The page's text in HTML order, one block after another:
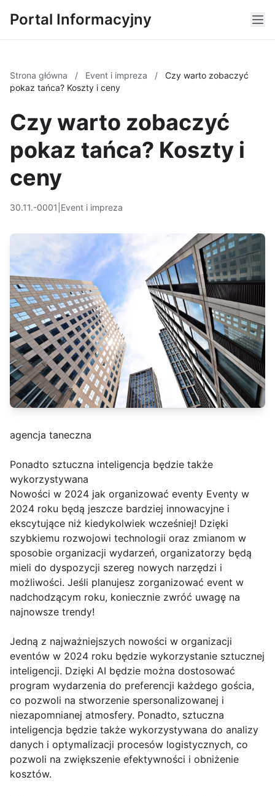
Portal Informacyjny
Strona główna / Event i impreza /
Czy warto zobaczyć
pokaz tańca? Koszty i ceny
Czy warto zobaczyć
pokaz tańca? Koszty i
ceny
30.11.-0001 Event i impreza
agencja taneczna
Ponadto sztuczna inteligencja będzie także
wykorzystywana
Nowości w 2024 jak organizować eventy Eventy w
2024 roku będą jeszcze bardziej innowacyjne i
ekscytujące niż kiedykolwiek wcześniej! Dzięki
szybkiemu rozwojowi technologii oraz zmianom w
sposobie organizacji wydarzeń, organizatorzy będą
mieli do dyspozycji szereg nowych narzędzi i
możliwości. Jeśli planujesz zorganizować event w
nadchodzącym roku, koniecznie zwróć uwagę na
najnowsze trendy!
Jedną z najważniejszych nowości w organizacji
eventów w 2024 roku będzie wykorzystanie sztucznej
inteligencji. Dzięki AI będzie można dostosować
program wydarzenia do preferencji każdego gościa,
co pozwoli na stworzenie spersonalizowanej i
niezapomnianej atmosfery. Ponadto, sztuczna
inteligencja będzie także wykorzystywana do analizy
danych i optymalizacji procesów logistycznych, co
pozwoli na zwiększenie efektywności i obniżenie
kosztów.